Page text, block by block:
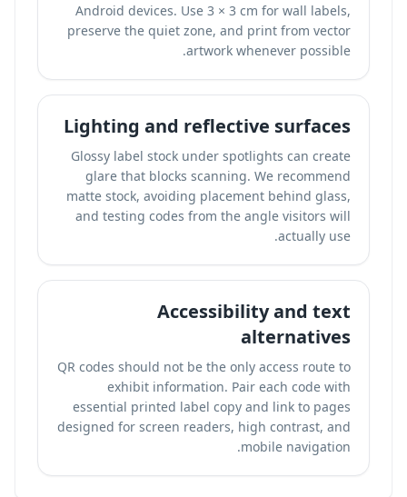
Android devices. Use 3 × 3 cm for wall labels,
preserve the quiet zone, and print from vector
artwork whenever possible.
Lighting and reflective surfaces
Glossy label stock under spotlights can create
glare that blocks scanning. We recommend
matte stock, avoiding placement behind glass,
and testing codes from the angle visitors will
actually use.
Accessibility and text
alternatives
QR codes should not be the only access route to
exhibit information. Pair each code with
essential printed label copy and link to pages
designed for screen readers, high contrast, and
mobile navigation.